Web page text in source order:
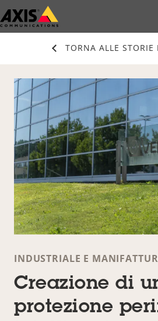
Salta
al
TORNA ALLE STORIE
INDUSTRIALE E
Creazione di
protezione